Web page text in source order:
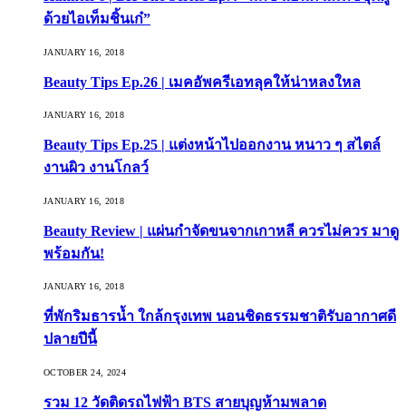
ด้วยไอเท็มชิ้นเก๋”
JANUARY 16, 2018
Beauty Tips Ep.26 | เมคอัพครีเอทลุคให้น่าหลงใหล
JANUARY 16, 2018
Beauty Tips Ep.25 | แต่งหน้าไปออกงาน หนาว ๆ สไตล์
งานผิว งานโกลว์
JANUARY 16, 2018
Beauty Review | แผ่นกำจัดขนจากเกาหลี ควรไม่ควร มาดู
พร้อมกัน!
JANUARY 16, 2018
ที่พักริมธารน้ำ ใกล้กรุงเทพ นอนชิดธรรมชาติรับอากาศดี
ปลายปีนี้
OCTOBER 24, 2024
รวม 12 วัดติดรถไฟฟ้า BTS สายบุญห้ามพลาด